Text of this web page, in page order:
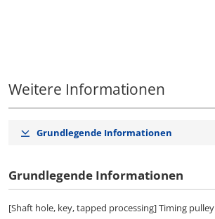
Weitere Informationen
Grundlegende Informationen
Grundlegende Informationen
[Shaft hole, key, tapped processing] Timing